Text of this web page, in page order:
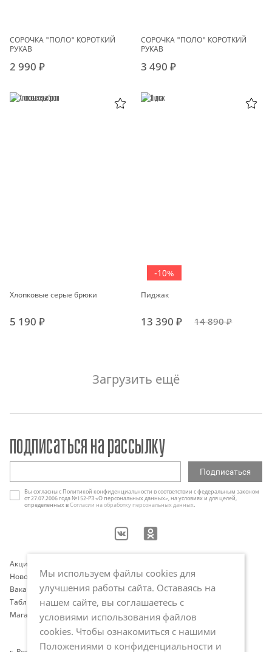
СОРОЧКА "ПОЛО" КОРОТКИЙ
РУКАВ
2 990 ₽
СОРОЧКА "ПОЛО" КОРОТКИЙ
РУКАВ
3 490 ₽
Хлопковые серые брюки
5 190 ₽
-10%
Пиджак
13 390 ₽ 14 890 ₽
Загрузить ещё
Акции
Новости
Вакансии
Таблица размеров
Магазины
Оплата и доставка
Программа лояльности
Публичная оферта
Политика обработки
персональных данных
подписаться на рассылку
Вы согласны с Политикой конфиденциальности в соответствии с федеральным законом
от 27.07.2006 года №152-РЗ «О персональных данных», на условиях и для целей,
определенных вСогласии на обработку персональных данных.
Мы используем файлы cookies для
улучшения работы сайта. Оставаясь на
нашем сайте, вы соглашаетесь с
условиями использования файлов
cookies. Чтобы ознакомиться с нашими
Положениями о конфиденциальности и